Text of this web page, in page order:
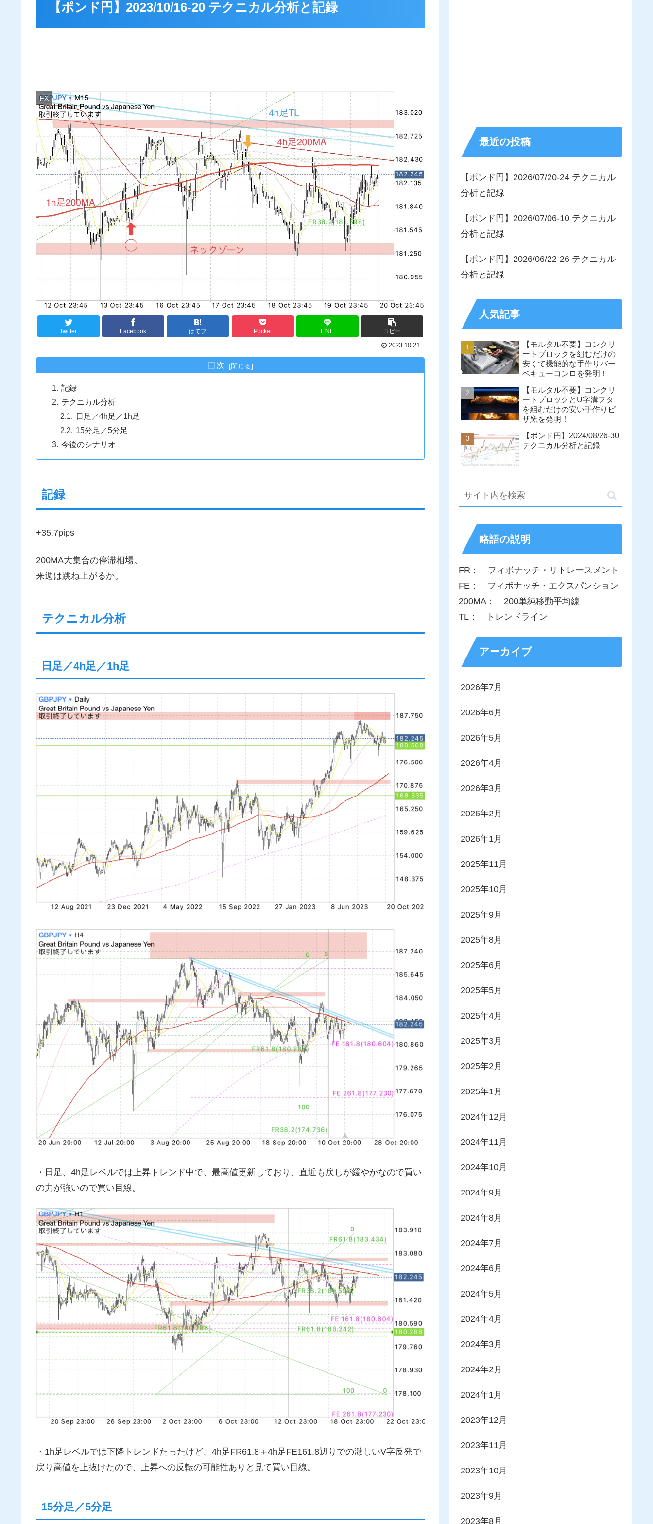
【ポンド円】2023/10/16-20 テクニカル分析と記録
FX
Twitter Facebook はてブ Pocket LINE コピー
2023.10.21
目次
記録
テクニカル分析
日足／4h足／1h足
15分足／5分足
今後のシナリオ
記録
+35.7pips
200MA大集合の停滞相場。
来週は跳ね上がるか。
テクニカル分析
日足／4h足／1h足
・日足、4h足レベルでは上昇トレンド中で、最高値更新しており、直近も戻しが緩やかなので買い
の力が強いので買い目線。
・1h足レベルでは下降トレンドたったけど、4h足FR61.8＋4h足FE161.8辺りでの激しいV字反発で
戻り高値を上抜けたので、上昇への反転の可能性ありと見て買い目線。
15分足／5分足
最近の投稿
【ポンド円】2026/07/20-24 テクニカル
分析と記録
【ポンド円】2026/07/06-10 テクニカル
分析と記録
【ポンド円】2026/06/22-26 テクニカル
分析と記録
人気記事
【モルタル不要】コンクリ
ートブロックを組むだけの
安くて機能的な手作りバー
ベキューコンロを発明！
【モルタル不要】コンクリ
ートブロックとU字溝フタ
を組むだけの安い手作りピ
ザ窯を発明！
【ポンド円】2024/08/26-30
テクニカル分析と記録
略語の説明
FR： フィボナッチ・リトレースメント
FE： フィボナッチ・エクスパンション
200MA： 200単純移動平均線
TL： トレンドライン
アーカイブ
2026年7月
2026年6月
2026年5月
2026年4月
2026年3月
2026年2月
2026年1月
2025年11月
2025年10月
2025年9月
2025年8月
2025年6月
2025年5月
2025年4月
2025年3月
2025年2月
2025年1月
2024年12月
2024年11月
2024年10月
2024年9月
2024年8月
2024年7月
2024年6月
2024年5月
2024年4月
2024年3月
2024年2月
2024年1月
2023年12月
2023年11月
2023年10月
2023年9月
2023年8月